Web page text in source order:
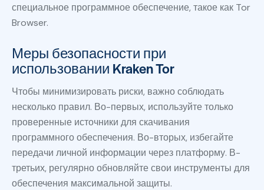
специальное программное обеспечение, такое как Tor
Browser.
Меры безопасности при
использовании Kraken Tor
Чтобы минимизировать риски, важно соблюдать
несколько правил. Во-первых, используйте только
проверенные источники для скачивания
программного обеспечения. Во-вторых, избегайте
передачи личной информации через платформу. В-
третьих, регулярно обновляйте свои инструменты для
обеспечения максимальной защиты.